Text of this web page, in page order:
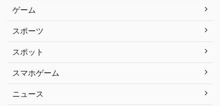
ゲーム
スポーツ
スポット
スマホゲーム
ニュース